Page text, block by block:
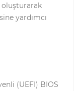
oluşturarak
yardımcı
(UEFI) BIOS